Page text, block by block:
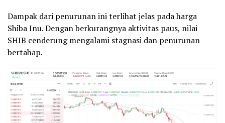
Dampak dari penurunan ini terlihat jelas pada harga
Shiba Inu. Dengan berkurangnya aktivitas paus, nilai
SHIB cenderung mengalami stagnasi dan penurunan
bertahap.